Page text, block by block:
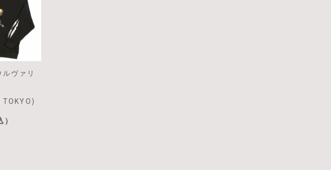
ルヴァリ
TOKYO)